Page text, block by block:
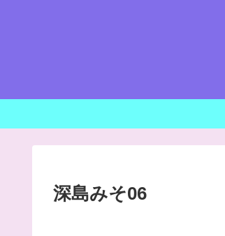
深島みそ06